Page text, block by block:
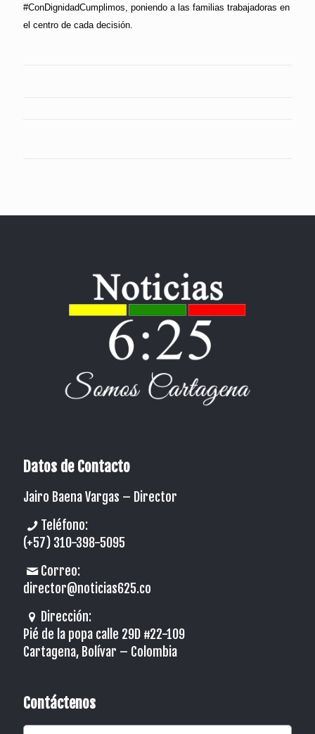
#ConDignidadCumplimos, poniendo a las familias trabajadoras en
el centro de cada decisión.
Datos de Contacto
Jairo Baena Vargas – Director
Teléfono:
(+57) 310-398-5095
Correo:
director@noticias625.co
Dirección:
Pié de la popa calle 29D #22-109
Cartagena, Bolívar – Colombia
Contáctenos